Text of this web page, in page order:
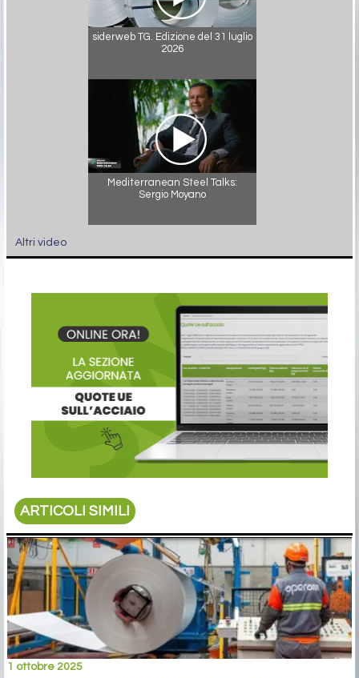
siderweb TG. Edizione del 31 luglio
2026
Mediterranean Steel Talks:
Sergio Moyano
Altri video
ARTICOLI SIMILI
1 ottobre 2025